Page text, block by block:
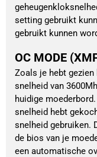
setting gebruikt
gebruikt kunnen
OC MODE
Zoals je hebt gezien
snelheid van
huidige
snelheid hebt
snelheid gebruiken.
de bios van je
een automatische